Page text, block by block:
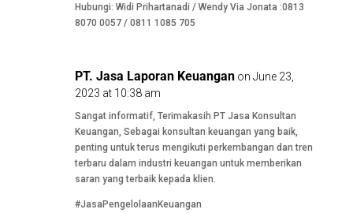
Hubungi: Widi Prihartanadi / Wendy Via Jonata :0813
8070 0057 / 0811 1085 705
PT. Jasa Laporan Keuangan on June 23,
2023 at 10:38 am
Sangat informatif, Terimakasih PT Jasa Konsultan
Keuangan, Sebagai konsultan keuangan yang baik,
penting untuk terus mengikuti perkembangan dan tren
terbaru dalam industri keuangan untuk memberikan
saran yang terbaik kepada klien.
#JasaPengelolaanKeuangan